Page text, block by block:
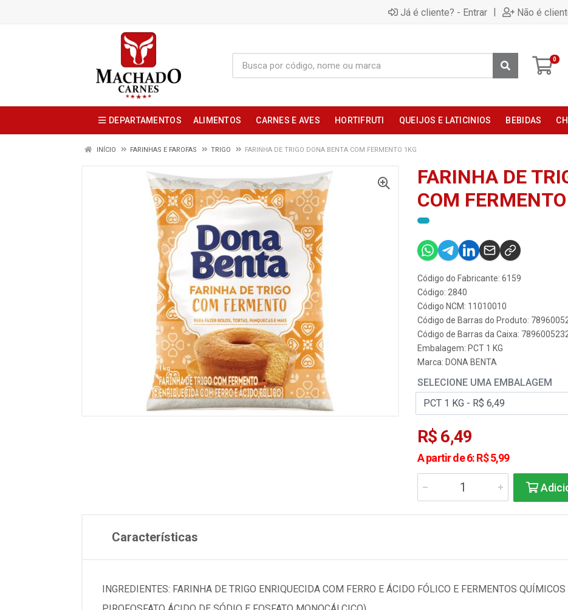
Já é cliente? - Entrar | Não é
0
DEPARTAMENTOS ALIMENTOS CARNES E AVES HORTIFRUTI QUEIJOS E LATICINIOS BEBIDAS
INÍCIO FARINHAS E FAROFAS TRIGO FARINHA DE TRIGO DONA BENTA COM FERMENTO 1KG
FARINHA DE
COM
Código do Fabricante: 6159
Código: 2840
Código NCM: 11010010
Código de Barras do Produto:
Código de Barras da Caixa:
Embalagem: PCT 1 KG
Marca: DONA BENTA
SELECIONE UMA EMBALAGEM
R$ 6,49
A partir de 6: R$ 5,99
Características
INGREDIENTES: FARINHA DE TRIGO ENRIQUECIDA COM FERRO E ÁCIDO FÓLICO E FERMENTOS